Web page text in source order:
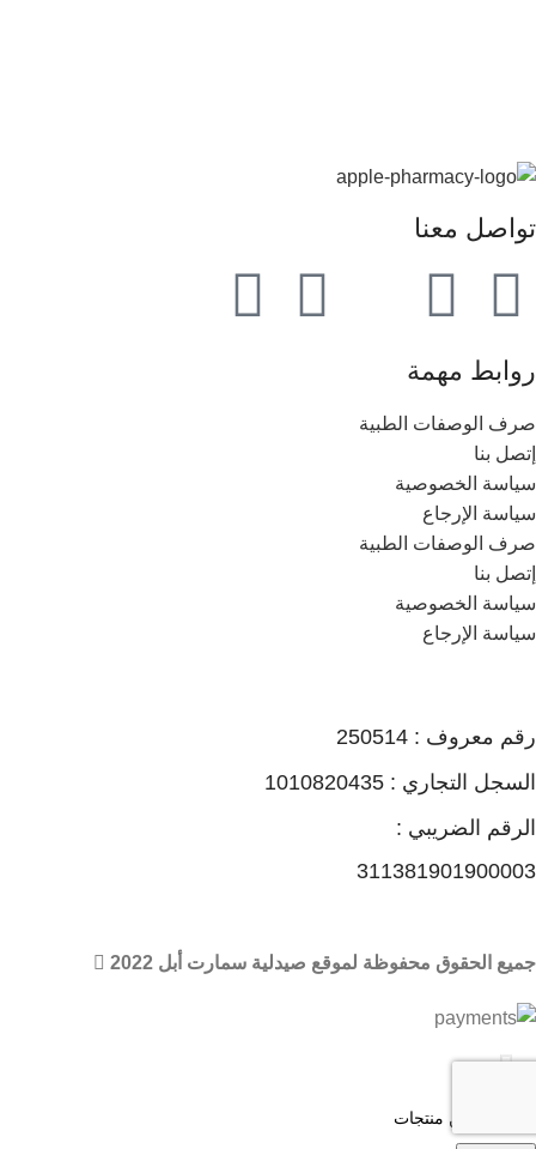
تواصل معنا
روابط مهمة
صرف الوصفات الطبية
إتصل بنا
سياسة الخصوصية
سياسة الإرجاع
صرف الوصفات الطبية
إتصل بنا
سياسة الخصوصية
سياسة الإرجاع
رقم معروف : 250514
السجل التجاري : 1010820435
الرقم الضريبي :
311381901900003
جميع الحقوق محفوظة لموقع صيدلية سمارت أبل 2022
🏠 عند شرائك من صيدليات سمارت أبل أحصل علي مكافات ونقاط